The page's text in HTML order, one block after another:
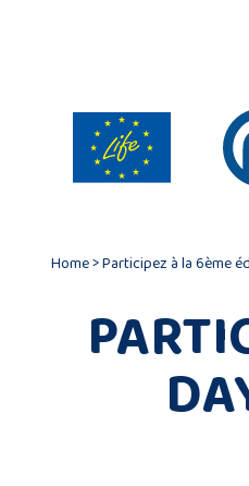
Home>Participez à la 6ème